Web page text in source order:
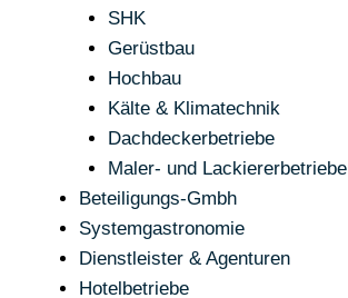
SHK
Gerüstbau
Hochbau
Kälte & Klimatechnik
Dachdeckerbetriebe
Maler- und Lackiererbetriebe
Beteiligungs-Gmbh
Systemgastronomie
Dienstleister & Agenturen
Hotelbetriebe